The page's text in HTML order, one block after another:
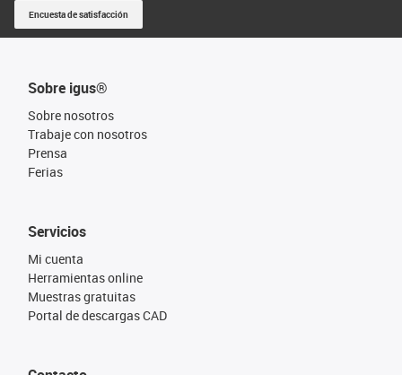
Encuesta de satisfacción
Sobre igus®
Sobre nosotros
Trabaje con nosotros
Prensa
Ferias
Servicios
Mi cuenta
Herramientas online
Muestras gratuitas
Portal de descargas CAD